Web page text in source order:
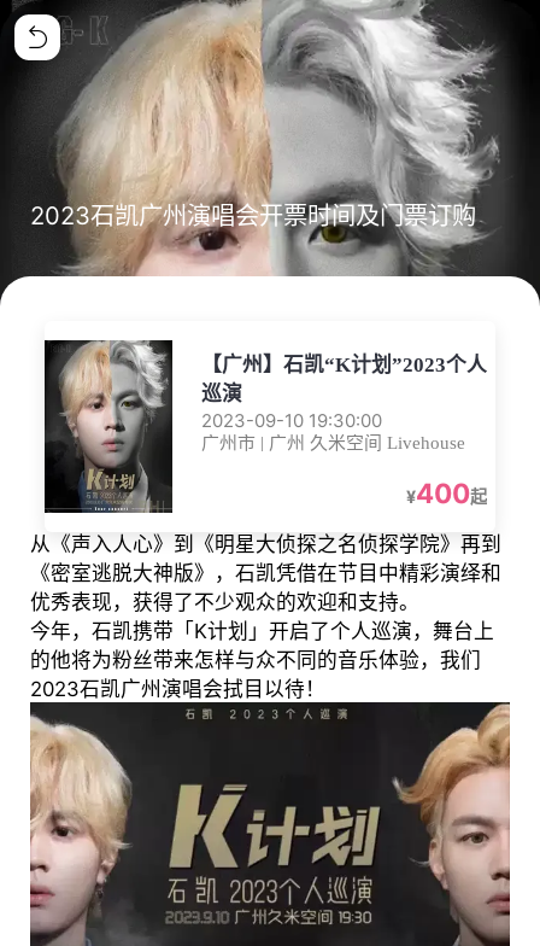
2023石凯广州演唱会开票时间及门票订购
【广州】石凯“K计划”2023个人
巡演
2023-09-10 19:30:00
广州市 | 广州 久米空间 Livehouse
¥400起
从《声入人心》到《明星大侦探之名侦探学院》再到
《密室逃脱大神版》，石凯凭借在节目中精彩演绎和
优秀表现，获得了不少观众的欢迎和支持。
今年，石凯携带「K计划」开启了个人巡演，舞台上
的他将为粉丝带来怎样与众不同的音乐体验，我们
2023石凯广州演唱会拭目以待！